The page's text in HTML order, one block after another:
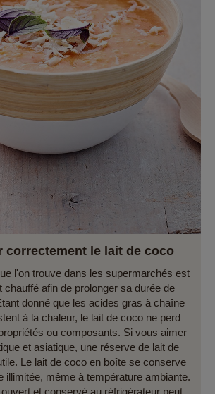
correctement le lait de coco
l'on trouve dans les supermarchés est
chauffé afin de prolonger sa durée de
donné que les acides gras à chaîne
à la chaleur, le lait de coco ne perd
ou composants. Si vous aimer
et asiatique, une réserve de lait de
Le lait de coco en boîte se conserve
illimitée, même à température ambiante.
et conservé au réfrigérateur peut